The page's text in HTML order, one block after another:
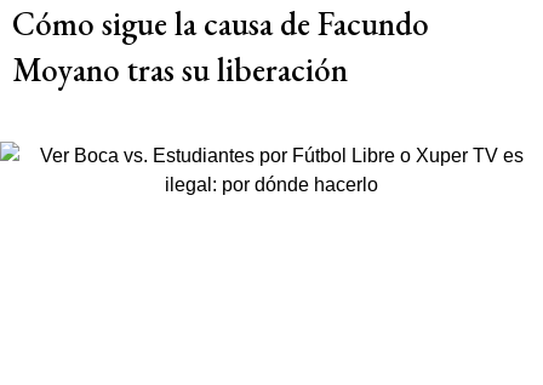
Cómo sigue la causa de Facundo
Moyano tras su liberación